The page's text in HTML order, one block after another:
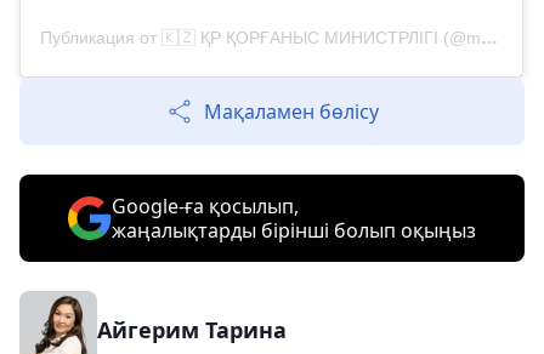
Публикация от 🇰🇿 ҚР ҚОРҒАНЫС МИНИСТРЛІГІ (@modgovkz)
Мақаламен бөлісу
Google-ға қосылып,
жаңалықтарды бірінші болып оқыңыз
Айгерим Тарина